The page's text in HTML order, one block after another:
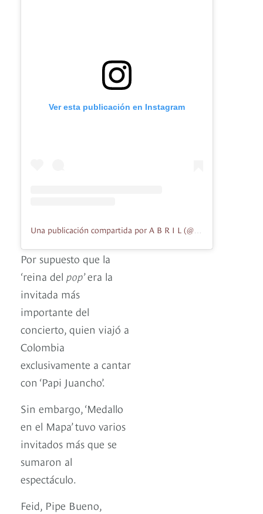
Ver esta publicación en Instagram
Por supuesto que la
‘reina del pop’ era la
invitada más
importante del
concierto, quien viajó a
Colombia
exclusivamente a cantar
con ‘Papi Juancho’.
Sin embargo, ‘Medallo
en el Mapa’ tuvo varios
invitados más que se
sumaron al
espectáculo.
Feid, Pipe Bueno,